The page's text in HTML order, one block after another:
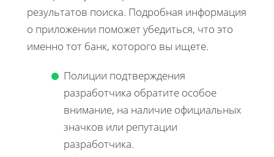
результатов поиска. Подробная информация
о приложении поможет убедиться, что это
именно тот банк, которого вы ищете.
Полиции подтверждения
разработчика обратите особое
внимание, на наличие официальных
значков или репутации
разработчика.